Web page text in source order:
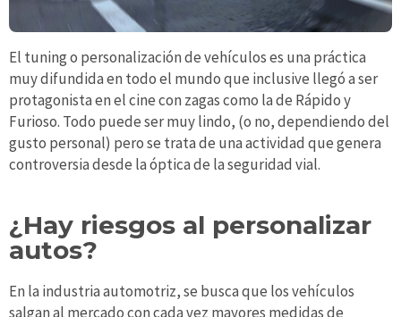
El tuning o personalización de vehículos es una práctica
muy difundida en todo el mundo que inclusive llegó a ser
protagonista en el cine con zagas como la de Rápido y
Furioso. Todo puede ser muy lindo, (o no, dependiendo del
gusto personal) pero se trata de una actividad que genera
controversia desde la óptica de la seguridad vial.
¿Hay riesgos al personalizar
autos?
En la industria automotriz, se busca que los vehículos
salgan al mercado con cada vez mayores medidas de